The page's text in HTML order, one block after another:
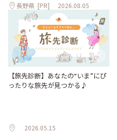
長野県 [PR] 2026.08.05
【旅先診断】あなたの“いま”にぴ
ったりな旅先が見つかる♪
2026.05.15